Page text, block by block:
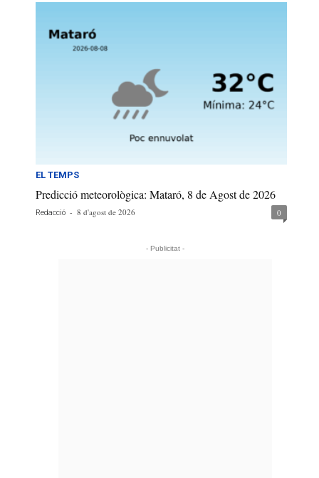
EL TEMPS
Predicció meteorològica: Mataró, 8 de Agost de 2026
Redacció - 8 d'agost de 2026 0
- Publicitat -